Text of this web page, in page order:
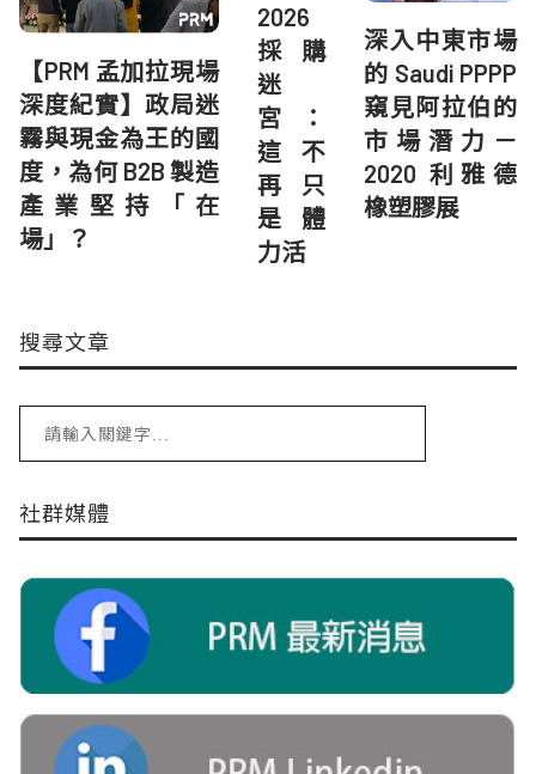
【PRM 孟加拉現場
深度紀實】政局迷
霧與現金為王的國
度，為何 B2B 製造
產業堅持「在
場」？
2026
採購
迷
宮：
這不
再只
是體
力活
深入中東市場
的 Saudi PPPP
窺見阿拉伯的
市場潛力－
2020 利雅德
橡塑膠展
搜尋文章
社群媒體